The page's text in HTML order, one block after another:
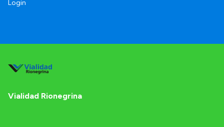
Login
Vialidad Rionegrina